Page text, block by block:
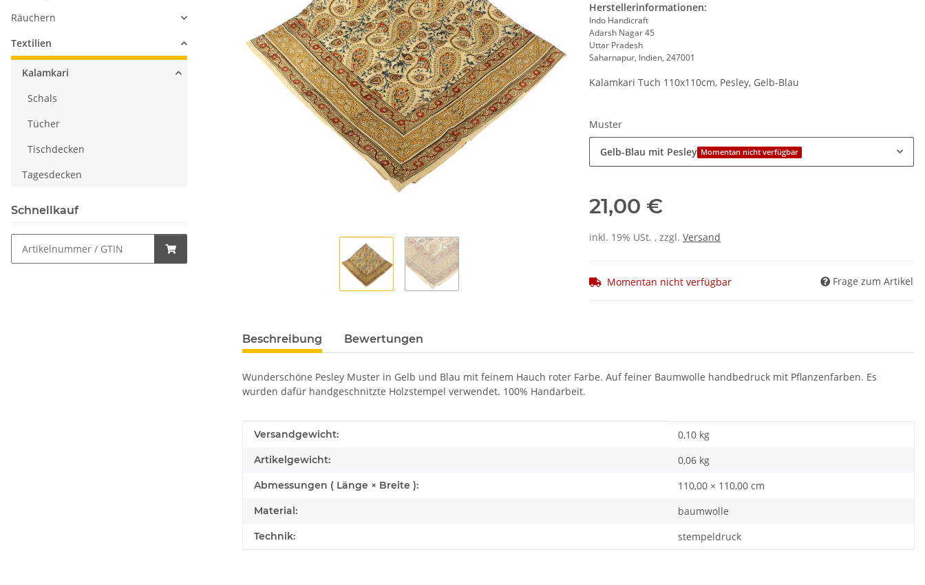
Herstellerinformationen:
Indo Handicraft
Adarsh Nagar 45
Uttar Pradesh
Saharnapur, Indien, 247001
Kalamkari Tuch 110x110cm, Pesley, Gelb-Blau
Muster
Gelb-Blau mit Pesley Momentan nicht verfügbar
21,00 €
inkl. 19% USt. , zzgl. Versand
Momentan nicht verfügbar Frage zum Artikel
Beschreibung Bewertungen
Wunderschöne Pesley Muster in Gelb und Blau mit feinem Hauch roter Farbe. Auf feiner Baumwolle handbedruck mit Pflanzenfarben. Es
wurden dafür handgeschnitzte Holzstempel verwendet. 100% Handarbeit.
Produkteigenschaft
Wert
Versandgewicht: 0,10 kg
Artikelgewicht: 0,06 kg
Abmessungen ( Länge × Breite ): 110,00 × 110,00 cm
Material: baumwolle
Technik: stempeldruck
Räuchern
Textilien
Kalamkari
Schals
Tücher
Tischdecken
Tagesdecken
Schnellkauf